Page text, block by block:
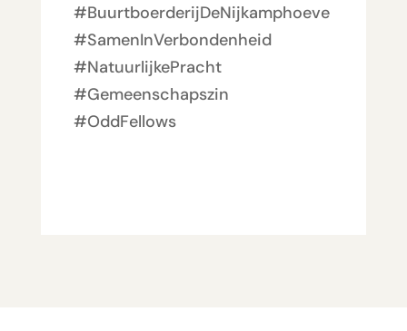
#BuurtboerderijDeNijkamphoeve
#SamenInVerbondenheid
#NatuurlijkePracht
#Gemeenschapszin
#OddFellows